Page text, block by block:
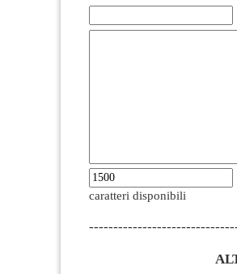
caratteri disponibili